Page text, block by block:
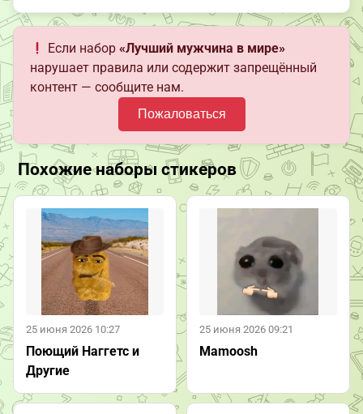
Если набор«Лучший мужчина в мире»
нарушает правила или содержит запрещённый
контент — сообщите нам.
Пожаловаться
Похожие наборы стикеров
25 июня 2026 10:27
Поющий Наггетс и
Другие
25 июня 2026 09:21
Mamoosh